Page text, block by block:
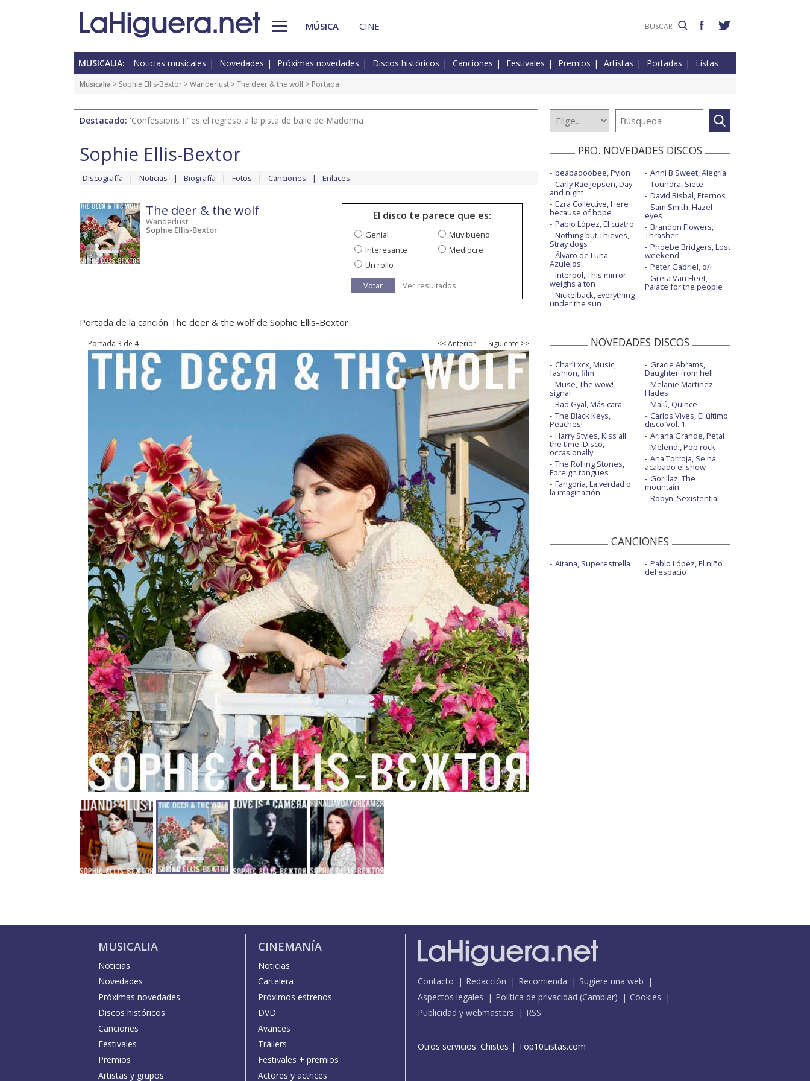
MÚSICA CINE
MUSICALIA: Noticias musicales Novedades Próximas novedades Discos históricos Canciones Festivales Premios Artistas Portadas Listas
Musicalia > Sophie Ellis-Bextor >Wanderlust >The deer & the wolf > Portada
Destacado: 'Confessions II' es el regreso a la pista de baile de Madonna
Sophie Ellis-Bextor
Discografía Noticias Biografía Fotos Canciones Enlaces
The deer & the wolf
Wanderlust
Sophie Ellis-Bextor
El disco te parece que es:
Genial
Muy bueno
Interesante
Mediocre
Un rollo
Votar
Ver resultados
Portada de la canción The deer & the wolf de Sophie Ellis-Bextor
Portada 3 de 4 << Anterior Siguiente >>
PRO. NOVEDADES DISCOS
beabadoobee, Pylon
Carly Rae Jepsen, Day
and night
Ezra Collective, Here
because of hope
Pablo López, El cuatro
Nothing but Thieves,
Stray dogs
Álvaro de Luna,
Azulejos
Interpol, This mirror
weighs a ton
Nickelback, Everything
under the sun
Anni B Sweet, Alegría
Toundra, Siete
David Bisbal, Eternos
Sam Smith, Hazel
eyes
Brandon Flowers,
Thrasher
Phoebe Bridgers, Lost
weekend
Peter Gabriel, o/i
Greta Van Fleet,
Palace for the people
NOVEDADES DISCOS
Charli xcx, Music,
fashion, film
Muse, The wow!
signal
Bad Gyal, Más cara
The Black Keys,
Peaches!
Harry Styles, Kiss all
the time. Disco,
occasionally.
The Rolling Stones,
Foreign tongues
Fangoria, La verdad o
la imaginación
Gracie Abrams,
Daughter from hell
Melanie Martinez,
Hades
Malú, Quince
Carlos Vives, El último
disco Vol. 1
Ariana Grande, Petal
Melendi, Pop rock
Ana Torroja, Se ha
acabado el show
Gorillaz, The
mountain
Robyn, Sexistential
CANCIONES
Aitana, Superestrella Pablo López, El niño
del espacio
MUSICALIA
Noticias
Novedades
Próximas novedades
Discos históricos
Canciones
Festivales
Premios
Artistas y grupos
CINEMANÍA
Noticias
Cartelera
Próximos estrenos
DVD
Avances
Tráilers
Festivales + premios
Actores y actrices
Contacto Redacción Recomienda
Sugiere una web
Aspectos legales
Política de privacidad (Cambiar)
Cookies
Publicidad y webmasters
RSS
Otros servicios: Chistes | Top10Listas.com